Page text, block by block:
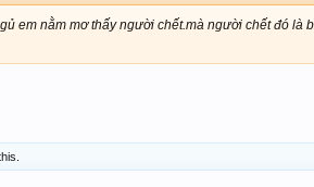
em nằm mơ thấy người chết.mà người chết đó là